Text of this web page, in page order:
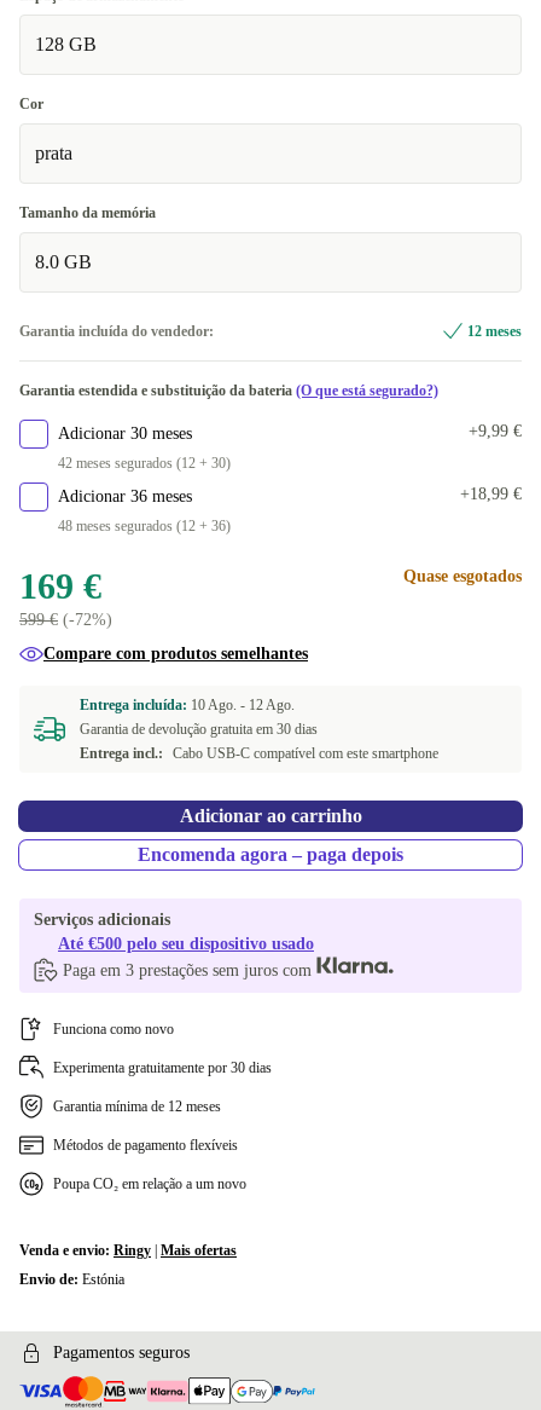
Novo
128 GB
Cor
prata
Tamanho da memória
8.0 GB
Garantia incluída do vendedor: 12 meses
Garantia estendida e substituição da bateria (O que está segurado?)
Adicionar 30 meses
42 meses segurados (12 + 30)
+9,99 €
Adicionar 36 meses
48 meses segurados (12 + 36)
+18,99 €
169 €
599 € (-72%)
Quase esgotados
Compare com produtos semelhantes
Entrega incluída: 10 Ago. - 12 Ago.
Garantia de devolução gratuita em 30 dias
Entrega incl.:
Cabo USB-C compatível com este smartphone
Adicionar ao carrinho
Encomenda agora – paga depois
Serviços adicionais
Até €500 pelo seu dispositivo usado
Paga em 3 prestações sem juros com
Funciona como novo
Experimenta gratuitamente por 30 dias
Garantia mínima de 12 meses
Métodos de pagamento flexíveis
Poupa CO₂ em relação a um novo
Venda e envio: Ringy Mais ofertas
Envio de: Estónia
Pagamentos seguros